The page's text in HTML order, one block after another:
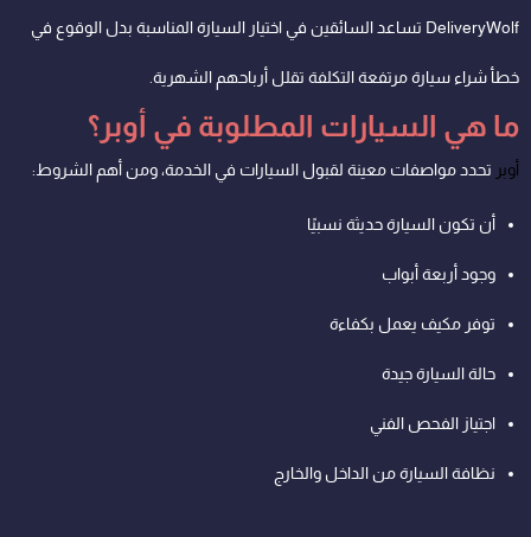
DeliveryWolf تساعد السائقين في اختيار السيارة المناسبة بدل الوقوع في
خطأ شراء سيارة مرتفعة التكلفة تقلل أرباحهم الشهرية.
ما هي السيارات المطلوبة في أوبر؟
أوبر تحدد مواصفات معينة لقبول السيارات في الخدمة، ومن أهم الشروط:
أن تكون السيارة حديثة نسبيًا
وجود أربعة أبواب
توفر مكيف يعمل بكفاءة
حالة السيارة جيدة
اجتياز الفحص الفني
نظافة السيارة من الداخل والخارج